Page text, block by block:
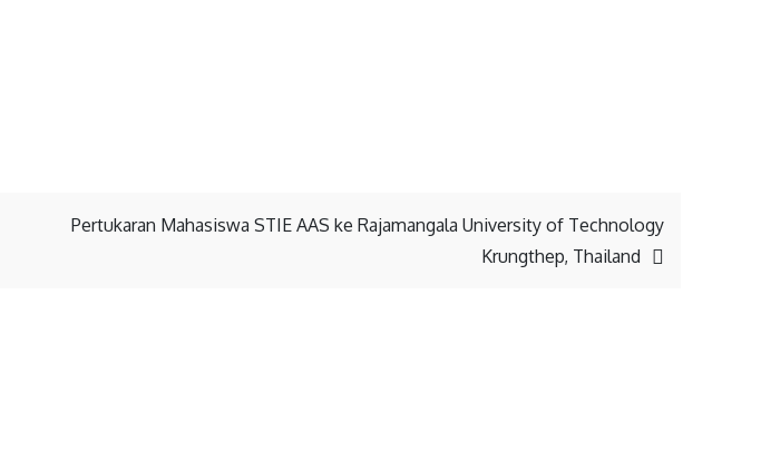
Pertukaran Mahasiswa STIE AAS ke Rajamangala University of Technology
Krungthep, Thailand